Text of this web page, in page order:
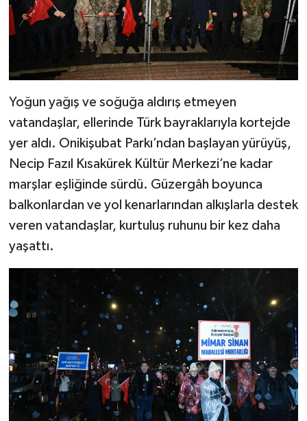
Yoğun yağış ve soğuğa aldırış etmeyen
vatandaşlar, ellerinde Türk bayraklarıyla kortejde
yer aldı. Onikişubat Parkı’ndan başlayan yürüyüş,
Necip Fazıl Kısakürek Kültür Merkezi’ne kadar
marşlar eşliğinde sürdü. Güzergâh boyunca
balkonlardan ve yol kenarlarından alkışlarla destek
veren vatandaşlar, kurtuluş ruhunu bir kez daha
yaşattı.
SEÇİM 2014
KİM KİMDİR
ÇEK GÖNDER
KİTAP
HEDEF2020
OTOMOBİL
MİZAH
Genel
Politika
YEREL
BÖLGEDEN